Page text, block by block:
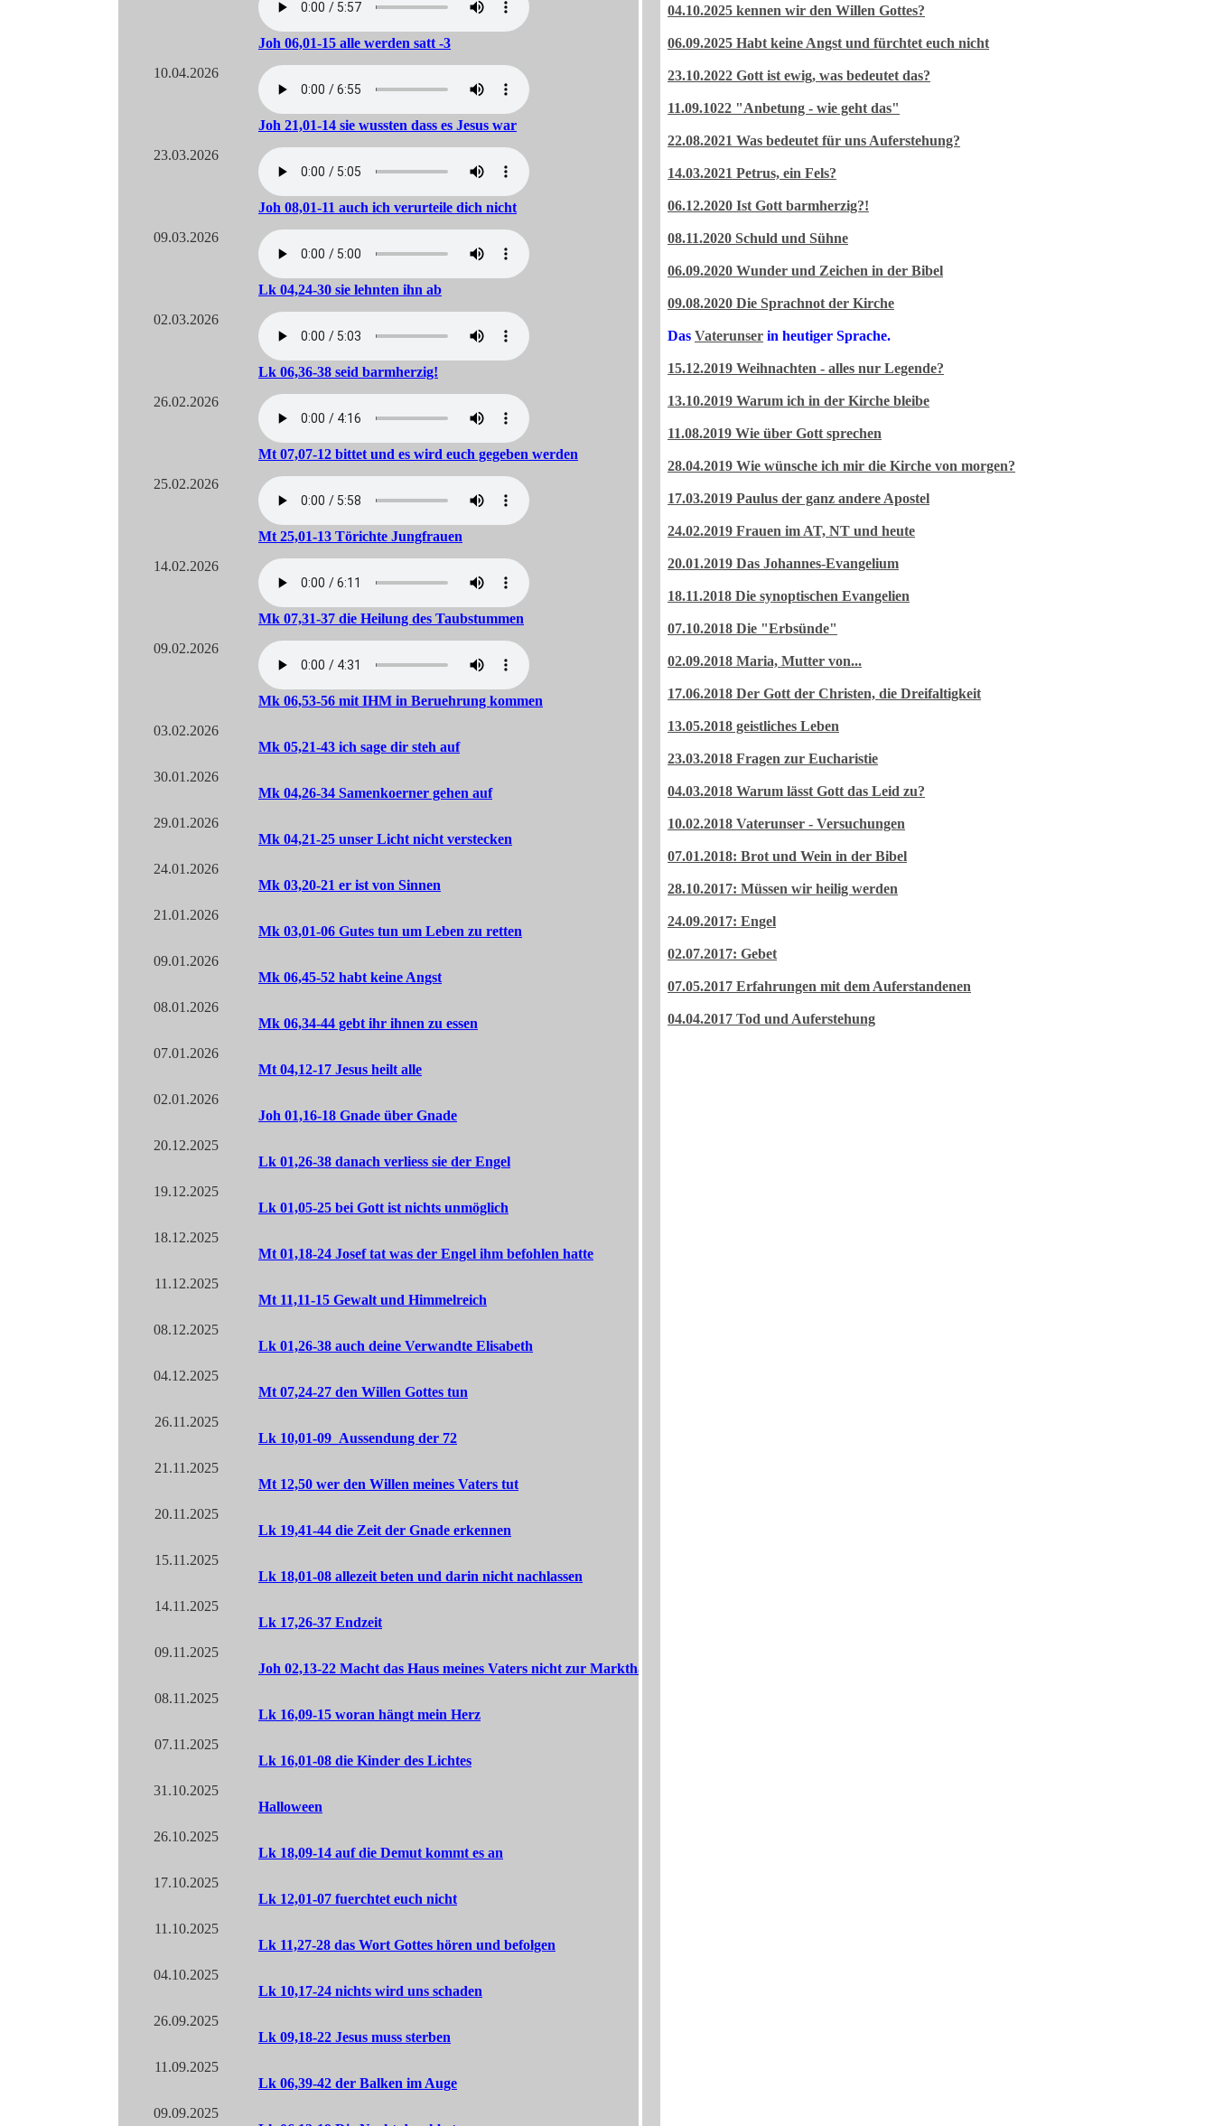
Joh 06,01-15 alle werden satt -3
10.04.2026
Joh 21,01-14 sie wussten dass es Jesus war
23.03.2026
Joh 08,01-11 auch ich verurteile dich nicht
09.03.2026
Lk 04,24-30 sie lehnten ihn ab
02.03.2026
Lk 06,36-38 seid barmherzig!
26.02.2026
Mt 07,07-12 bittet und es wird euch gegeben werden
25.02.2026
Mt 25,01-13 Törichte Jungfrauen
14.02.2026
Mk 07,31-37 die Heilung des Taubstummen
09.02.2026
Mk 06,53-56 mit IHM in Beruehrung kommen
03.02.2026
Mk 05,21-43 ich sage dir steh auf
30.01.2026
Mk 04,26-34 Samenkoerner gehen auf
29.01.2026
Mk 04,21-25 unser Licht nicht verstecken
24.01.2026
Mk 03,20-21 er ist von Sinnen
21.01.2026
Mk 03,01-06 Gutes tun um Leben zu retten
09.01.2026
Mk 06,45-52 habt keine Angst
08.01.2026
Mk 06,34-44 gebt ihr ihnen zu essen
07.01.2026
Mt 04,12-17 Jesus heilt alle
02.01.2026
Joh 01,16-18 Gnade über Gnade
20.12.2025
Lk 01,26-38 danach verliess sie der Engel
19.12.2025
Lk 01,05-25 bei Gott ist nichts unmöglich
18.12.2025
Mt 01,18-24 Josef tat was der Engel ihm befohlen hatte
11.12.2025
Mt 11,11-15 Gewalt und Himmelreich
08.12.2025
Lk 01,26-38 auch deine Verwandte Elisabeth
04.12.2025
Mt 07,24-27 den Willen Gottes tun
26.11.2025
Lk 10,01-09_Aussendung der 72
21.11.2025
Mt 12,50 wer den Willen meines Vaters tut
20.11.2025
Lk 19,41-44 die Zeit der Gnade erkennen
15.11.2025
Lk 18,01-08 allezeit beten und darin nicht nachlassen
14.11.2025
Lk 17,26-37 Endzeit
09.11.2025
Joh 02,13-22 Macht das Haus meines Vaters nicht zur Markthalle
08.11.2025
Lk 16,09-15 woran hängt mein Herz
07.11.2025
Lk 16,01-08 die Kinder des Lichtes
31.10.2025
Halloween
26.10.2025
Lk 18,09-14 auf die Demut kommt es an
17.10.2025
Lk 12,01-07 fuerchtet euch nicht
11.10.2025
Lk 11,27-28 das Wort Gottes hören und befolgen
04.10.2025
Lk 10,17-24 nichts wird uns schaden
26.09.2025
Lk 09,18-22 Jesus muss sterben
11.09.2025
Lk 06,39-42 der Balken im Auge
09.09.2025
04.10.2025 kennen wir den Willen Gottes?
06.09.2025 Habt keine Angst und fürchtet euch nicht
23.10.2022 Gott ist ewig, was bedeutet das?
11.09.1022 "Anbetung - wie geht das"
22.08.2021 Was bedeutet für uns Auferstehung?
14.03.2021 Petrus, ein Fels?
06.12.2020 Ist Gott barmherzig?!
08.11.2020 Schuld und Sühne
06.09.2020 Wunder und Zeichen in der Bibel
09.08.2020 Die Sprachnot der Kirche
Das Vaterunser in heutiger Sprache.
15.12.2019 Weihnachten - alles nur Legende?
13.10.2019 Warum ich in der Kirche bleibe
11.08.2019 Wie über Gott sprechen
28.04.2019 Wie wünsche ich mir die Kirche von morgen?
17.03.2019 Paulus der ganz andere Apostel
24.02.2019 Frauen im AT, NT und heute
20.01.2019 Das Johannes-Evangelium
18.11.2018 Die synoptischen Evangelien
07.10.2018 Die "Erbsünde"
02.09.2018 Maria, Mutter von...
17.06.2018 Der Gott der Christen, die Dreifaltigkeit
13.05.2018 geistliches Leben
23.03.2018 Fragen zur Eucharistie
04.03.2018 Warum lässt Gott das Leid zu?
10.02.2018 Vaterunser - Versuchungen
07.01.2018: Brot und Wein in der Bibel
28.10.2017: Müssen wir heilig werden
24.09.2017: Engel
02.07.2017: Gebet
07.05.2017 Erfahrungen mit dem Auferstandenen
04.04.2017 Tod und Auferstehung